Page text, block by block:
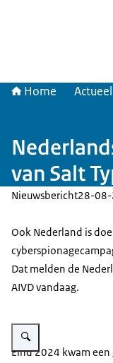
Home Actueel
van Salt
Nieuwsbericht28-
Ook Nederland is
Dat melden de
AIVD vandaag.
Vergroot afbeelding
Eind 2024 kwam een